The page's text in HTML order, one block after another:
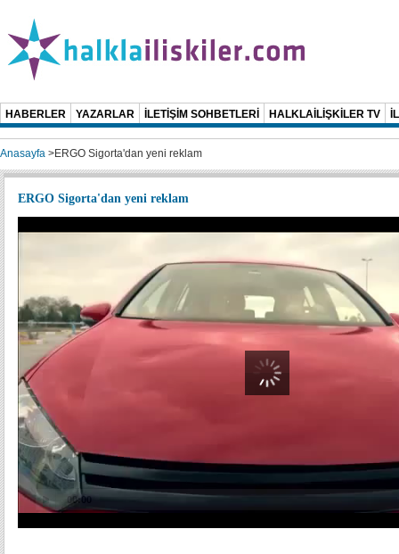
HABERLER YAZARLAR İLETİŞİM SOHBETLERİ HALKLAİLİŞKİLER TV
Anasayfa >ERGO Sigorta'dan yeni reklam
ERGO Sigorta'dan yeni reklam